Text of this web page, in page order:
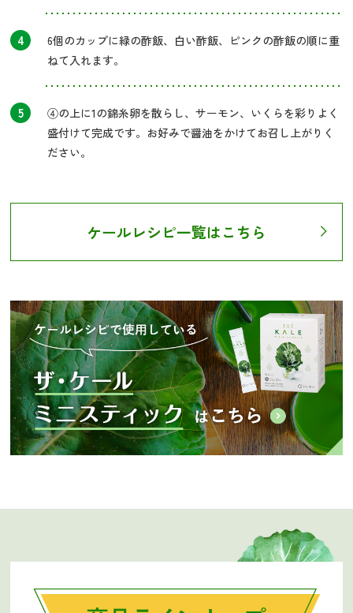
4
6個のカップに緑の酢飯、白い酢飯、ピンクの酢飯の順に重
ねて入れます。
5
④の上に1の錦糸卵を散らし、サーモン、いくらを彩りよく
盛付けて完成です。お好みで醤油をかけてお召し上がりく
ださい。
ケールレシピ一覧はこちら